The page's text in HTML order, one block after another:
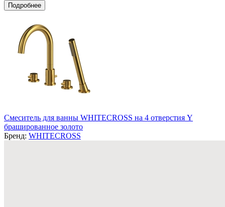
Подробнее
Смеситель для ванны WHITECROSS на 4 отверстия Y
брашированное золото
Бренд: WHITECROSS